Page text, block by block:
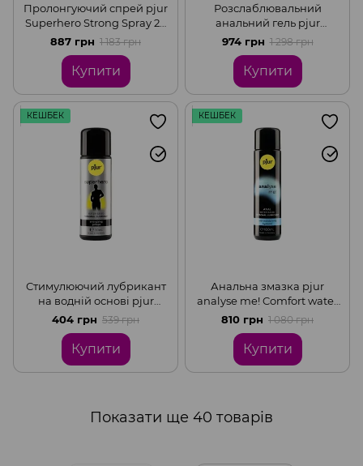
Пролонгуючий спрей pjur
Superhero Strong Spray 20
мл
887 грн 1 183 грн
Купити
Розслаблювальний
анальний гель pjur
backdoor Serum 20 мл,
створює плівку,
висококонцентрований
974 грн 1 298 грн
Купити
КЕШБЕК
Стимулюючий лубрикант
на водній основі pjur
Superhero glide, 30 мл
404 грн 539 грн
Купити
КЕШБЕК
Анальна змазка pjur
analyse me! Comfort water
glide на водній основі з
гіалуроном, 100 мл
810 грн 1 080 грн
Купити
Показати ще 40 товарів